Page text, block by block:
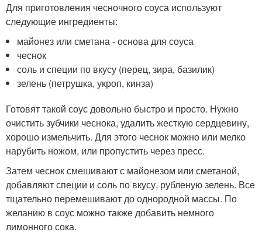
Для приготовления чесночного соуса используют
следующие ингредиенты:
майонез или сметана - основа для соуса
чеснок
соль и специи по вкусу (перец, зира, базилик)
зелень (петрушка, укроп, кинза)
Готовят такой соус довольно быстро и просто. Нужно
очистить зубчики чеснока, удалить жесткую сердцевину,
хорошо измельчить. Для этого чеснок можно или мелко
нарубить ножом, или пропустить через пресс.
Затем чеснок смешивают с майонезом или сметаной,
добавляют специи и соль по вкусу, рубленую зелень. Все
тщательно перемешивают до однородной массы. По
желанию в соус можно также добавить немного
лимонного сока.